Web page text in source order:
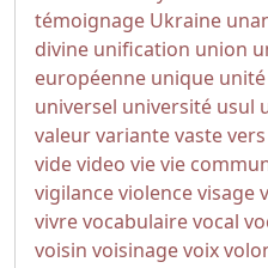
témoignage Ukraine
divine unification union
européenne unique unité
universel université usul
valeurvariantevastevers
videvideo vievie
vigilanceviolencevisage
vivrevocabulairevocal
voisin voisinagevoix